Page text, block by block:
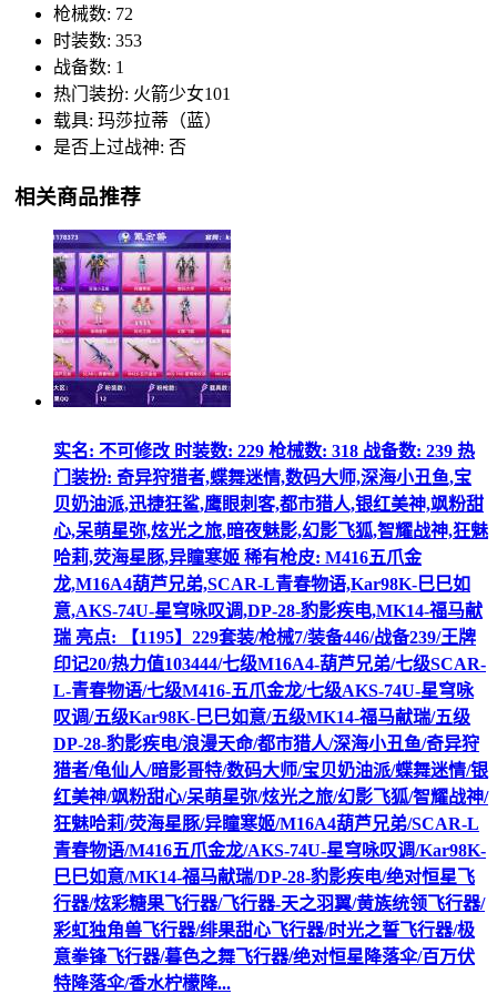
枪械数: 72
时装数: 353
战备数: 1
热门装扮: 火箭少女101
载具: 玛莎拉蒂（蓝）
是否上过战神: 否
相关商品推荐
实名: 不可修改 时装数: 229 枪械数: 318 战备数: 239 热
门装扮: 奇异狩猎者,蝶舞迷情,数码大师,深海小丑鱼,宝
贝奶油派,迅捷狂鲨,鹰眼刺客,都市猎人,银红美神,飒粉甜
心,呆萌星弥,炫光之旅,暗夜魅影,幻影飞狐,智耀战神,狂魅
哈莉,荧海星豚,异瞳寒姬 稀有枪皮: M416五爪金
龙,M16A4葫芦兄弟,SCAR-L青春物语,Kar98K-巳巳如
意,AKS-74U-星穹咏叹调,DP-28-豹影疾电,MK14-福马献
瑞 亮点: 【1195】229套装/枪械7/装备446/战备239/王牌
印记20/热力值103444/七级M16A4-葫芦兄弟/七级SCAR-
L-青春物语/七级M416-五爪金龙/七级AKS-74U-星穹咏
叹调/五级Kar98K-巳巳如意/五级MK14-福马献瑞/五级
DP-28-豹影疾电/浪漫天命/都市猎人/深海小丑鱼/奇异狩
猎者/龟仙人/暗影哥特/数码大师/宝贝奶油派/蝶舞迷情/银
红美神/飒粉甜心/呆萌星弥/炫光之旅/幻影飞狐/智耀战神/
狂魅哈莉/荧海星豚/异瞳寒姬/M16A4葫芦兄弟/SCAR-L
青春物语/M416五爪金龙/AKS-74U-星穹咏叹调/Kar98K-
巳巳如意/MK14-福马献瑞/DP-28-豹影疾电/绝对恒星飞
行器/炫彩糖果飞行器/飞行器-天之羽翼/黄族统领飞行器/
彩虹独角兽飞行器/绯果甜心飞行器/时光之誓飞行器/极
意拳锋飞行器/暮色之舞飞行器/绝对恒星降落伞/百万伏
特降落伞/香水柠檬降...